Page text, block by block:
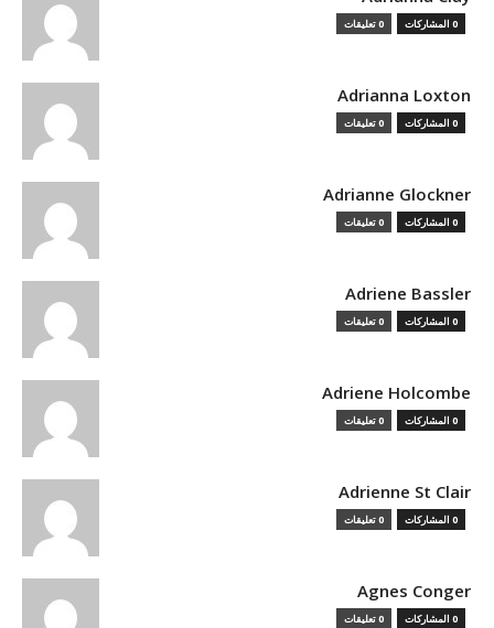
0 المشاركات 0 تعليقات
Adrianna Loxton
0 المشاركات 0 تعليقات
Adrianne Glockner
0 المشاركات 0 تعليقات
Adriene Bassler
0 المشاركات 0 تعليقات
Adriene Holcombe
0 المشاركات 0 تعليقات
Adrienne St Clair
0 المشاركات 0 تعليقات
Agnes Conger
0 المشاركات 0 تعليقات